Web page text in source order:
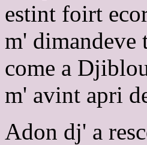
estint foirt
m' dimandeve
come a
m' avint apri
Adon dj' a